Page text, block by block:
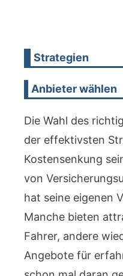
Strategien
Anbieter wählen
Die Wahl des
der effektivsten
Kostensenkung
von
hat seine eigenen
Manche bieten
Fahrer, andere
Angebote für